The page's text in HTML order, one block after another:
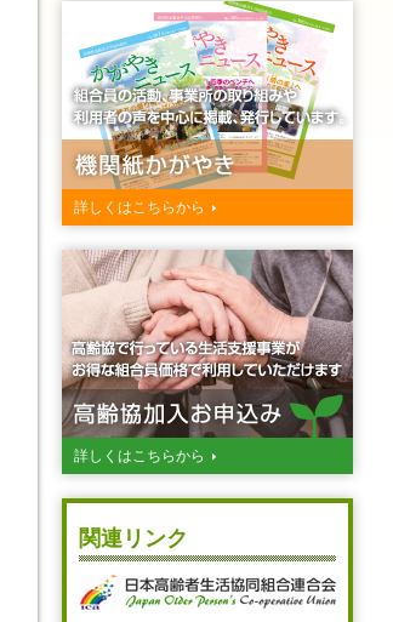
詳しくはこちらから
詳しくはこちらから
関連リンク